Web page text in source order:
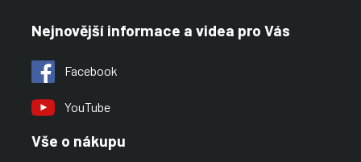
Nejnovější informace a videa pro Vás
Facebook
YouTube
Vše o nákupu